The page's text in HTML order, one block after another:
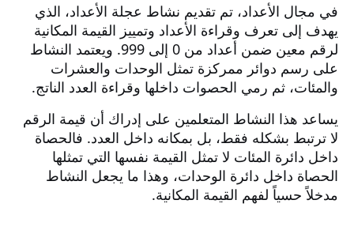
في مجال الأعداد، تم تقديم نشاط عجلة الأعداد، الذي
يهدف إلى تعرف وقراءة الأعداد وتمييز القيمة المكانية
لرقم معين ضمن أعداد من 0 إلى 999. ويعتمد النشاط
على رسم دوائر ممركزة تمثل الوحدات والعشرات
والمئات، ثم رمي الحصوات داخلها وقراءة العدد الناتج.
يساعد هذا النشاط المتعلمين على إدراك أن قيمة الرقم
لا ترتبط بشكله فقط، بل بمكانه داخل العدد. فالحصاة
داخل دائرة المئات لا تمثل القيمة نفسها التي تمثلها
الحصاة داخل دائرة الوحدات، وهذا ما يجعل النشاط
مدخلاً حسياً لفهم القيمة المكانية.